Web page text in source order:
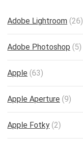
Adobe Lightroom (26)
Adobe Photoshop (5)
Apple (63)
Apple Aperture (9)
Apple Fotky (2)